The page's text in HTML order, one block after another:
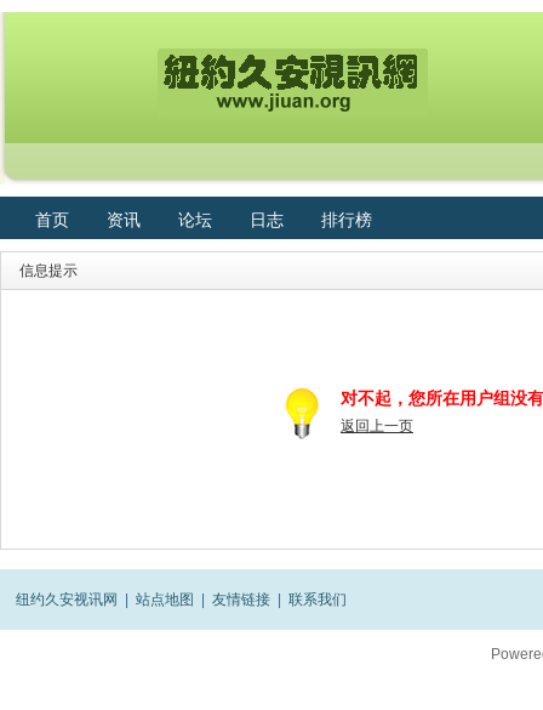
首页 资讯 论坛 日志 排行榜
信息提示
对不起，您所在用户组没
返回上一页
纽约久安视讯网 站点地图 友情链接 联系我们